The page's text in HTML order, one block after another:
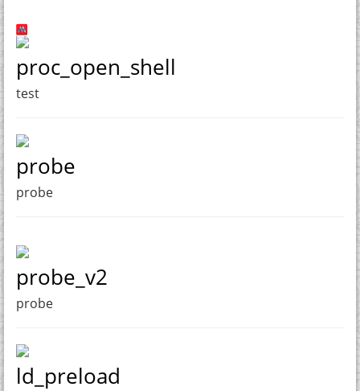
proc_open_shell
test
probe
probe
probe_v2
probe
ld_preload